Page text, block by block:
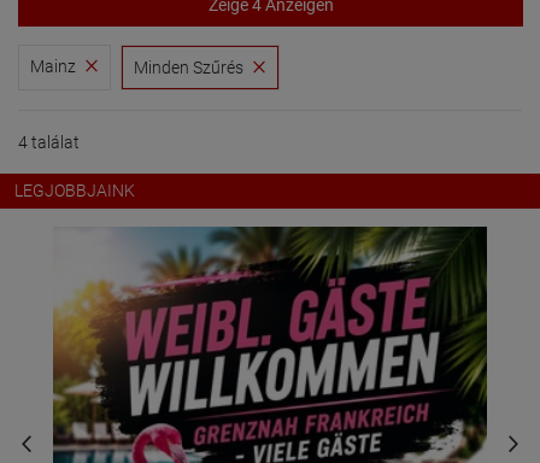
Zeige 4 Anzeigen
Mainz Minden Szűrés
4 találat
LEGJOBBJAINK